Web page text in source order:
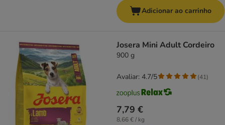
Adicionar ao carrinho
Josera Mini Adult Cordeiro
900 g
7,79 €
8,66 € / kg
Avaliar: 4.7/5 (41)